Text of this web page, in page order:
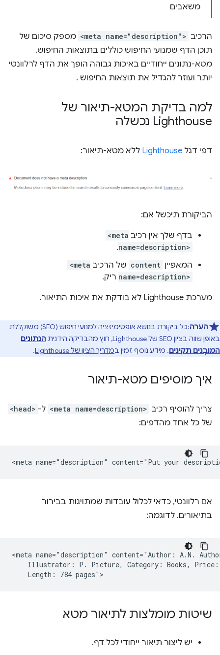
משאבים
הרכיב <meta name="description"> מספק סיכום של
תוכן הדף שמנועי החיפוש כוללים בתוצאות החיפוש.
מטא-נתונים ייחודיים באיכות גבוהה הופך את הדף לרלוונטי
יותר ועוזר להגדיל את תוצאות החיפוש .
למה בדיקת המטא-תיאור של
Lighthouse נכשלה
דפי דגל Lighthouse ללא מטא-תיאור:
הביקורת תיכשל אם:
בדף שלך אין רכיב <meta
name=description>
.
המאפיין content של הרכיב <meta
name=description> ריק.
מערכת Lighthouse לא בודקת את איכות התיאור.
הערה
:כל ביקורת בנושא אופטימיזציה למנועי חיפוש (SEO) משוקללת
באופן שווה בציון SEO של Lighthouse, חוץ מהבדיקה הידנית
הנתונים
המובְנים תקינים. מידע נוסף זמין במדריך הציון של Lighthouse .
איך מוסיפים מטא-תיאור
צריך להוסיף רכיב <meta name=description> ל- <head>
של כל אחד מהדפים:
אם רלוונטי, כדאי לכלול עובדות שמתויגות בבירור
בתיאורים. לדוגמה:
<meta name="description" content="Author: A.N.
Illustrator: P. Picture, Category: Books,
שיטות מומלצות לתיאור מטא
יש ליצור תיאור ייחודי לכל דף.